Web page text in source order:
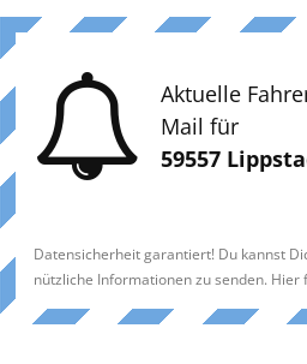
Aktuelle
Mail für
59557
Datensicherheit garantiert! Du kannst
nützliche Informationen zu senden. Hier